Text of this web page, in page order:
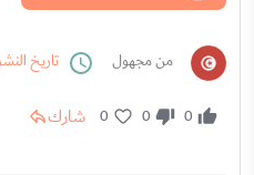
من مجهول تاريخ
0
0
0 شارك